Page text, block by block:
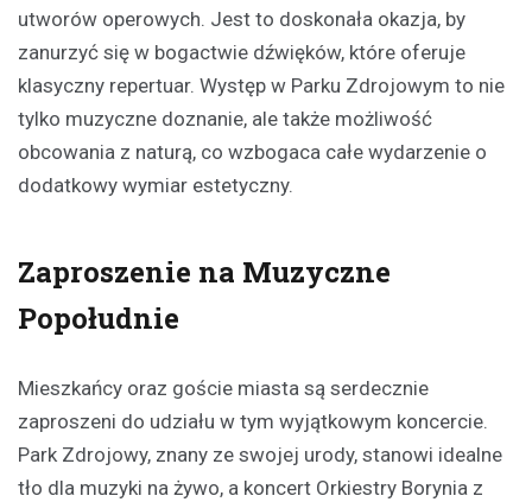
utworów operowych. Jest to doskonała okazja, by
zanurzyć się w bogactwie dźwięków, które oferuje
klasyczny repertuar. Występ w Parku Zdrojowym to nie
tylko muzyczne doznanie, ale także możliwość
obcowania z naturą, co wzbogaca całe wydarzenie o
dodatkowy wymiar estetyczny.
Zaproszenie na Muzyczne
Popołudnie
Mieszkańcy oraz goście miasta są serdecznie
zaproszeni do udziału w tym wyjątkowym koncercie.
Park Zdrojowy, znany ze swojej urody, stanowi idealne
tło dla muzyki na żywo, a koncert Orkiestry Borynia z